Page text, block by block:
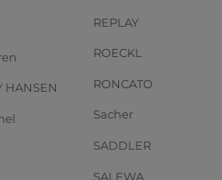
HANSEN
REPLAY
ROECKL
RONCATO
Sacher
SADDLER
SALEWA